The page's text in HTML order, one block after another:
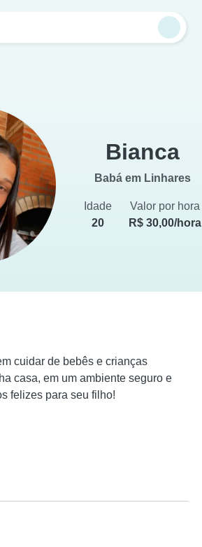
Bianca
Babá em Linhares
Idade
20
Valor por hora
R$ 30,00/hora
cuidar de bebês e crianças
casa, em um ambiente seguro e
felizes para seu filho!